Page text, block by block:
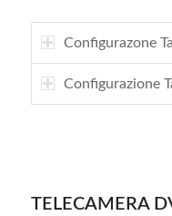
Configurazone
Configurazione
TELECAMERA